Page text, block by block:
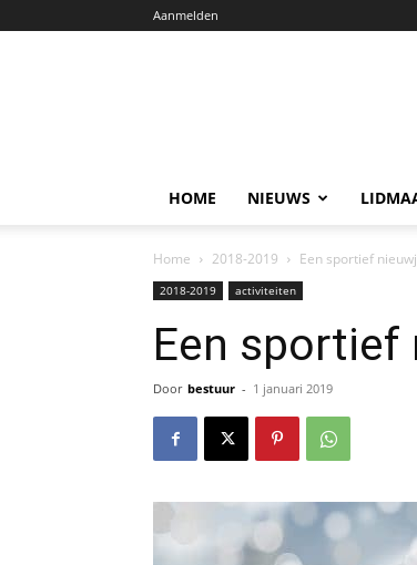
Aanmelden
HOME NIEUWS
Home 2018-2019 Een sportief
2018-2019 activiteiten
Een sportief
Door bestuur - 1 januari 2019